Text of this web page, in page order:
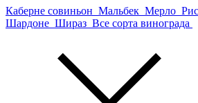
Каберне совиньон Мальбек Мерло
Шардоне Шираз Все сорта винограда